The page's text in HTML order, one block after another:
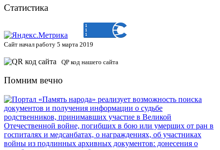
Статистика
Сайт начал работу 5 марта 2019
QP код нашего сайта
Помним вечно